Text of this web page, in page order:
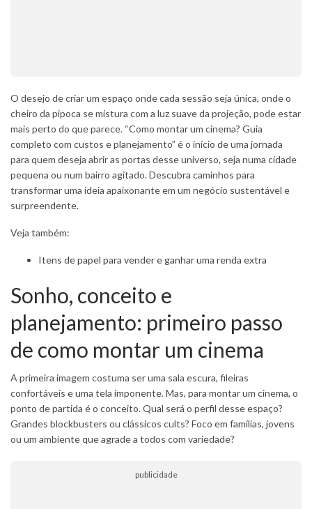
O desejo de criar um espaço onde cada sessão seja única, onde o
cheiro da pipoca se mistura com a luz suave da projeção, pode estar
mais perto do que parece. “Como montar um cinema? Guia
completo com custos e planejamento” é o início de uma jornada
para quem deseja abrir as portas desse universo, seja numa cidade
pequena ou num bairro agitado. Descubra caminhos para
transformar uma ideia apaixonante em um negócio sustentável e
surpreendente.
Veja também:
Itens de papel para vender e ganhar uma renda extra
Sonho, conceito e
planejamento: primeiro passo
de como montar um cinema
A primeira imagem costuma ser uma sala escura, fileiras
confortáveis e uma tela imponente. Mas, para montar um cinema, o
ponto de partida é o conceito. Qual será o perfil desse espaço?
Grandes blockbusters ou clássicos cults? Foco em famílias, jovens
ou um ambiente que agrade a todos com variedade?
publicidade